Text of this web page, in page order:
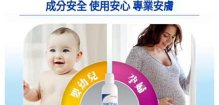
成分安全 使用安心 專業安膚